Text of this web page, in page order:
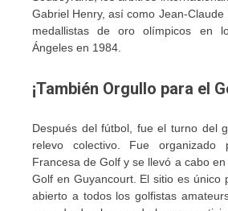
Gabriel Henry, así como Jean-
medallistas de oro olímpicos en
Ángeles en 1984.
¡También Orgullo para el
Después del fútbol, fue el turno del
relevo colectivo. Fue organizado
Francesa de Golf y se llevó a cabo
Golf en Guyancourt. El sitio es único
abierto a todos los golfistas